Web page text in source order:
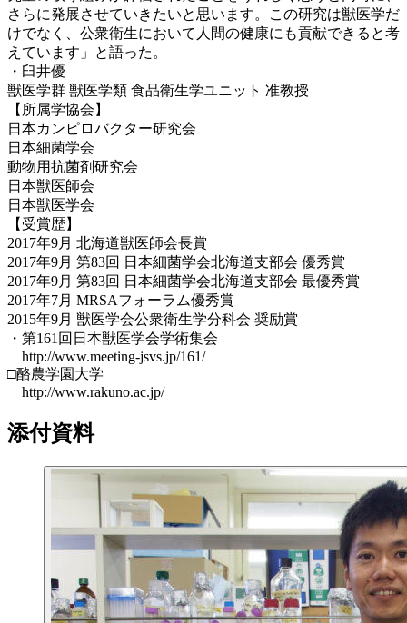
さらに発展させていきたいと思います。この研究は獣医学だ
けでなく、公衆衛生において人間の健康にも貢献できると考
えています」と語った。
・臼井優
獣医学群 獣医学類 食品衛生学ユニット 准教授
【所属学協会】
日本カンピロバクター研究会
日本細菌学会
動物用抗菌剤研究会
日本獣医師会
日本獣医学会
【受賞歴】
2017年9月 北海道獣医師会長賞
2017年9月 第83回 日本細菌学会北海道支部会 優秀賞
2017年9月 第83回 日本細菌学会北海道支部会 最優秀賞
2017年7月 MRSAフォーラム優秀賞
2015年9月 獣医学会公衆衛生学分科会 奨励賞
・第161回日本獣医学会学術集会
http://www.meeting-jsvs.jp/161/
□酪農学園大学
http://www.rakuno.ac.jp/
添付資料